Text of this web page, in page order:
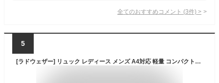
全てのおすすめコメント (3件) >
5
[ラドウェザー] リュック レディース メンズ A4対応 軽量 コンパクトに持ち運べる リュックサック 黒 通勤 通学 旅行バッグ キャンプ